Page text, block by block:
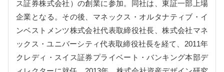
ス証券株式会社）の創業に参加。同社は、東証一部上場
企業となる。その後、マネックス・オルタナティブ・イ
ンベストメンツ株式会社代表取締役社長、株式会社マネ
ックス・ユニバーシティ代表取締役社長を経て、2011年
クレディ・スイス証券プライベート・バンキング本部デ